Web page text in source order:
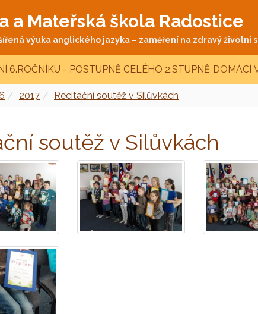
a Mateřská škola Radostice
výuka anglického jazyka – zaměření na zdravý životní
6.ROČNÍKU - POSTUPNĚ CELÉHO 2.STUPNĚ DOMÁCÍ
2017 Recitační soutěž v Silůvkách
soutěž v Silůvkách